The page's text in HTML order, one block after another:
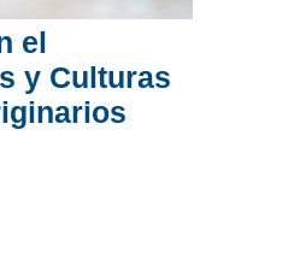
el
y Culturas